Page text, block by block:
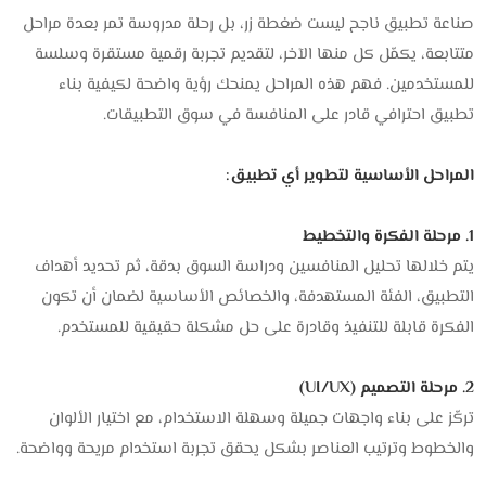
صناعة تطبيق ناجح ليست ضغطة زر، بل رحلة مدروسة تمر بعدة مراحل
متتابعة، يكمّل كل منها الآخر، لتقديم تجربة رقمية مستقرة وسلسة
للمستخدمين. فهم هذه المراحل يمنحك رؤية واضحة لكيفية بناء
تطبيق احترافي قادر على المنافسة في سوق التطبيقات.
المراحل الأساسية لتطوير أي تطبيق:
1. مرحلة الفكرة والتخطيط
يتم خلالها تحليل المنافسين ودراسة السوق بدقة، ثم تحديد أهداف
التطبيق، الفئة المستهدفة، والخصائص الأساسية لضمان أن تكون
الفكرة قابلة للتنفيذ وقادرة على حل مشكلة حقيقية للمستخدم.
2. مرحلة التصميم (UI/UX)
تركّز على بناء واجهات جميلة وسهلة الاستخدام، مع اختيار الألوان
والخطوط وترتيب العناصر بشكل يحقق تجربة استخدام مريحة وواضحة.